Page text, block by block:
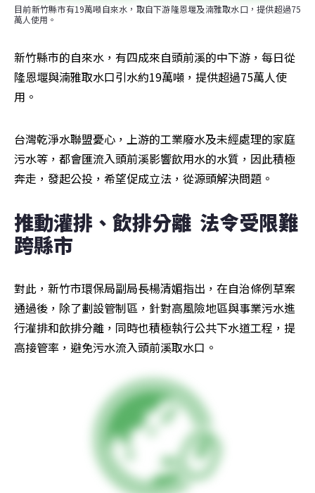
目前新竹縣市有19萬噸自來水，取自下游隆恩堰及湳雅取水口，提供超過75
萬人使用。
新竹縣市的自來水，有四成來自頭前溪的中下游，每日從
隆恩堰與湳雅取水口引水約19萬噸，提供超過75萬人使
用。
台灣乾淨水聯盟憂心，上游的工業廢水及未經處理的家庭
污水等，都會匯流入頭前溪影響飲用水的水質，因此積極
奔走，發起公投，希望促成立法，從源頭解決問題。
推動灌排、飲排分離  法令受限難
跨縣市
對此，新竹市環保局副局長楊清媚指出，在自治條例草案
通過後，除了劃設管制區，針對高風險地區與事業污水進
行灌排和飲排分離，同時也積極執行公共下水道工程，提
高接管率，避免污水流入頭前溪取水口。